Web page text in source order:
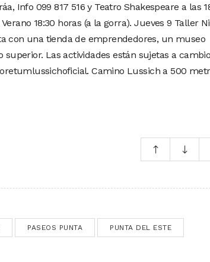
Info 099 817 516 y Teatro Shakespeare a las
18:30 horas (a la gorra). Jueves 9 Taller
con una tienda de emprendedores, un museo
Las actividades están sujetas a
Camino Lussich a 500
PASEOS PUNTA PUNTA DEL ESTE